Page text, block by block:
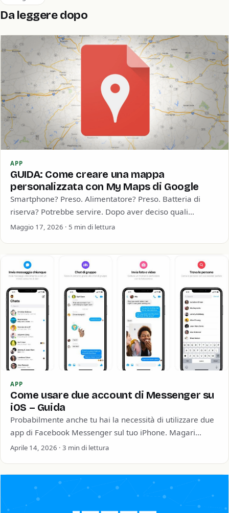
Da leggere dopo
APP
GUIDA: Come creare una mappa
personalizzata con My Maps di Google
Smartphone? Preso. Alimentatore? Preso. Batteria di
riserva? Potrebbe servire. Dopo aver deciso quali
dispositivi mettere in valigia per le tue vacanze estive,…
Maggio 17, 2026 · 5 min di lettura
APP
Come usare due account di Messenger su
iOS – Guida
Probabilmente anche tu hai la necessità di utilizzare due
app di Facebook Messenger sul tuo iPhone. Magari
utilizzi l’account di un amico…
Aprile 14, 2026 · 3 min di lettura